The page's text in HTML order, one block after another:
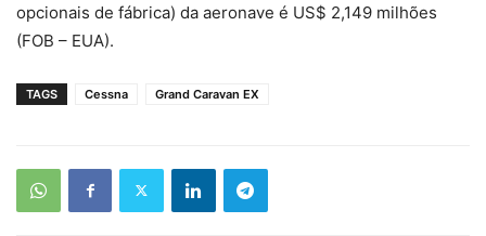
opcionais de fábrica) da aeronave é US$ 2,149 milhões
(FOB – EUA).
TAGS Cessna Grand Caravan EX